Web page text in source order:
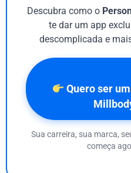
Descubra como o
te dar um app
descomplicada e
Quero ser
Sua carreira, sua marca,
começa